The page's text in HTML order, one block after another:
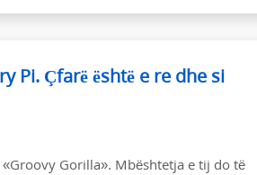
Pi. Çfarë është e re dhe si
Gorilla»‎. Mbështetja e tij do të